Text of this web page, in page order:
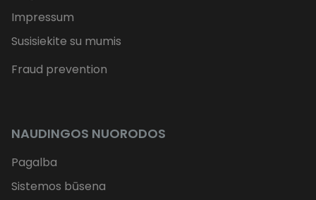
Impressum
Susisiekite su mumis
Fraud prevention
NAUDINGOS NUORODOS
Pagalba
Sistemos būsena